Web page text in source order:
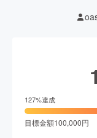
127%達成
目標金額100,000円